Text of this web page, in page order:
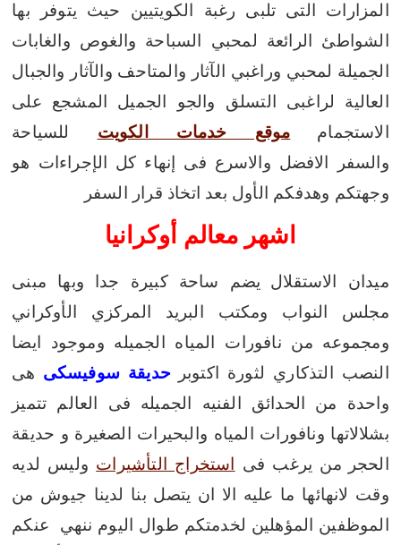
المزارات التى تلبى رغبة الكويتيين حيث يتوفر بها
الشواطئ الرائعة لمحبي السباحة والغوص والغابات
الجميلة لمحبي وراغبي الآثار والمتاحف والآثار والجبال
العالية لراغبى التسلق والجو الجميل المشجع على
الاستجمام
موقع خدمات الكويت للسياحة
والسفر الافضل والاسرع فى إنهاء كل الإجراءات هو
وجهتكم وهدفكم الأول بعد اتخاذ قرار السفر
اشهر معالم أوكرانيا
ميدان الاستقلال
يضم ساحة كبيرة جدا وبها مبنى
مجلس النواب ومكتب البريد المركزي الأوكراني
ومجموعه من نافورات المياه الجميله وموجود ايضا
النصب التذكاري لثورة اكتوبر
حديقة سوفيسكى هى
واحدة من الحدائق الفنيه الجميله فى العالم تتميز
بشلالاتها ونافورات المياه والبحيرات الصغيرة و حديقة
الحجر
من يرغب فى استخراج التأشيرات وليس لديه
وقت لانهائها ما عليه الا ان يتصل بنا لدينا جيوش من
الموظفين المؤهلين لخدمتكم طوال اليوم ننهي عنكم